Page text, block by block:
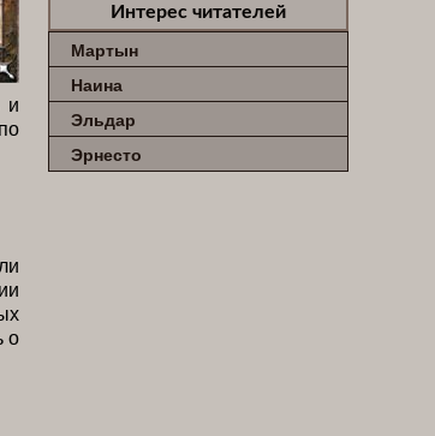
и
о
Интерес читателей
Мартын
Наина
Эльдар
Эрнесто